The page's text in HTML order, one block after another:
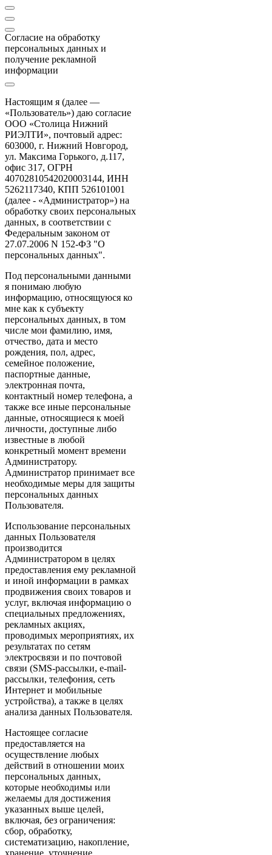
Согласие на обработку
персональных данных и
получение рекламной
информации
Настоящим я (далее —
«Пользователь») даю согласие
ООО «Столица Нижний
РИЭЛТИ», почтовый адрес:
603000, г. Нижний Новгород,
ул. Максима Горького, д.117,
офис 317, ОГРН
40702810542020003144, ИНН
5262117340, КПП 526101001
(далее - «Администратор») на
обработку своих персональных
данных, в соответствии с
Федеральным законом от
27.07.2006 N 152-ФЗ "О
персональных данных".
Под персональными данными
я понимаю любую
информацию, относящуюся ко
мне как к субъекту
персональных данных, в том
числе мои фамилию, имя,
отчество, дата и место
рождения, пол, адрес,
семейное положение,
паспортные данные,
электронная почта,
контактный номер телефона, а
также все иные персональные
данные, относящиеся к моей
личности, доступные либо
известные в любой
конкретный момент времени
Администратору.
Администратор принимает все
необходимые меры для защиты
персональных данных
Пользователя.
Использование персональных
данных Пользователя
производится
Администратором в целях
предоставления ему рекламной
и иной информации в рамках
продвижения своих товаров и
услуг, включая информацию о
специальных предложениях,
рекламных акциях,
проводимых мероприятиях, их
результатах по сетям
электросвязи и по почтовой
связи (SMS-рассылки, e-mail-
рассылки, телефония, сеть
Интернет и мобильные
устройства), а также в целях
анализа данных Пользователя.
Настоящее согласие
предоставляется на
осуществление любых
действий в отношении моих
персональных данных,
которые необходимы или
желаемы для достижения
указанных выше целей,
включая, без ограничения:
сбор, обработку,
систематизацию, накопление,